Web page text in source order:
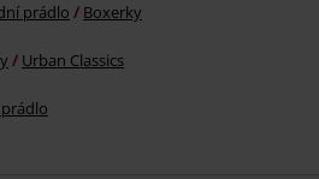
prádlo Boxerky
Urban Classics